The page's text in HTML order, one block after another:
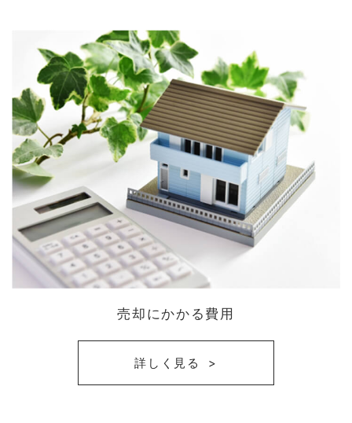
売却にかかる費用
詳しく見る